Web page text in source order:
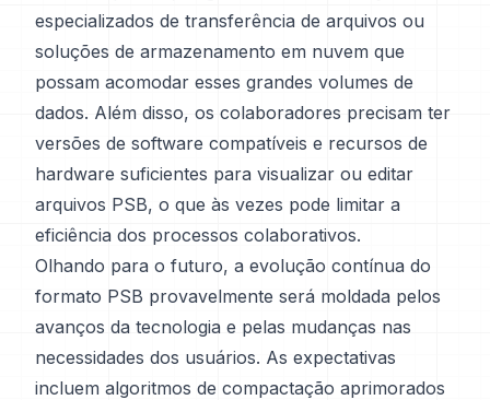
especializados de transferência de arquivos ou
soluções de armazenamento em nuvem que
possam acomodar esses grandes volumes de
dados. Além disso, os colaboradores precisam ter
versões de software compatíveis e recursos de
hardware suficientes para visualizar ou editar
arquivos PSB, o que às vezes pode limitar a
eficiência dos processos colaborativos.
Olhando para o futuro, a evolução contínua do
formato PSB provavelmente será moldada pelos
avanços da tecnologia e pelas mudanças nas
necessidades dos usuários. As expectativas
incluem algoritmos de compactação aprimorados